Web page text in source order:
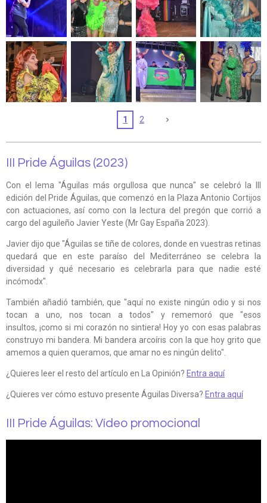
1 2
III Pride Águilas (2023)
Con el lema "Águilas más orgullosa que nunca" se celebró la III
edición del Pride Águilas, que comenzó en la Plaza Antonio Cortijos
con actuaciones, así como con la lectura del pregón que corrió a
cargo del aguileño Javier Yeste (Mr Gay España 2023).
Javier dijo que "Águilas se tiñe de colores, donde en vuestras retinas
quedará que en este paraíso del Mediterráneo se celebra la
diversidad y qué necesario es celebrarla para que nadie esté
incómodx".
También añadió también, que "aquí no existe ningún odio y si nos
tocan a uno, nos tocan a todos" y rememoró que "esos
insultos, ¡como si mi corazón no sintiera! Hoy yo con esas palabras
construyo mi bandera. Mi bandera arcoíris con la que hoy grito que
amemos a quien queramos, que amar no es ningún delito".
¿Quieres leer el resto del artículo en La Opinión? Entra aquí
¿Quieres ver cómo estuvo presente Águilas Diversa? Entra aquí
III Pride Águilas: Vídeo promocional